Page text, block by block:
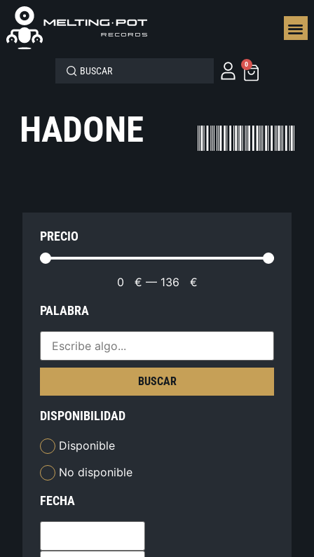
0
HADONE
PRECIO
0 € — 136 €
PALABRA
BUSCAR
DISPONIBILIDAD
Disponible
No disponible
FECHA